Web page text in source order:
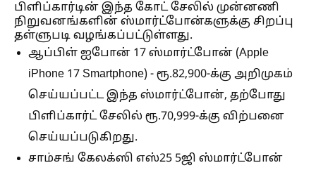
பிளிப்கார்டின் இந்த கோட் சேலில் முன்னணி
நிறுவனங்களின் ஸ்மார்ட்போன்களுக்கு சிறப்பு
தள்ளுபடி வழங்கப்பட்டுள்ளது.
ஆப்பிள் ஐபோன் 17 ஸ்மார்ட்போன் (Apple
iPhone 17 Smartphone) - ரூ.82,900-க்கு அறிமுகம்
செய்யப்பட்ட இந்த ஸ்மார்ட்போன், தற்போது
பிளிப்கார்ட் சேலில் ரூ.70,999-க்கு விற்பனை
செய்யப்படுகிறது.
சாம்சங் கேலக்ஸி எஸ்25 5ஜி ஸ்மார்ட்போன்